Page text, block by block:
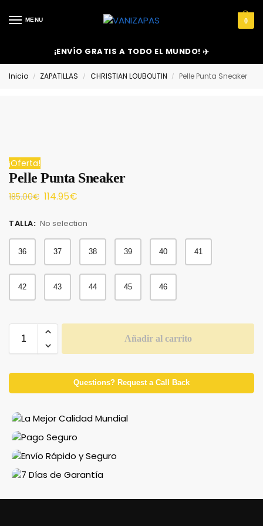
MENU 0
¡ENVÍO GRATIS A TODO EL MUNDO! ✈️
Inicio / ZAPATILLAS / CHRISTIAN LOUBOUTIN / Pelle Punta Sneaker
¡Oferta!
Pelle Punta Sneaker
185.00€ 114.95€
TALLA: No selection
36 37 38 39 40 41
42 43 44 45 46
Añadir al carrito
Questions? Request a Call Back